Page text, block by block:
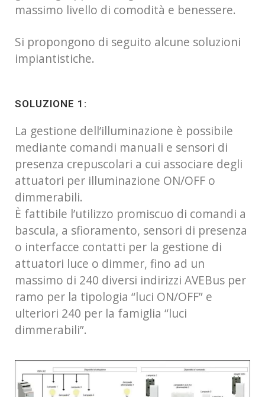
massimo livello di comodità e benessere.
Si propongono di seguito alcune soluzioni
impiantistiche.
SOLUZIONE 1:
La gestione dell’illuminazione è possibile
mediante comandi manuali e sensori di
presenza crepuscolari a cui associare degli
attuatori per illuminazione ON/OFF o
dimmerabili.
È fattibile l’utilizzo promiscuo di comandi a
bascula, a sfioramento, sensori di presenza
o interfacce contatti per la gestione di
attuatori luce o dimmer, fino ad un
massimo di 240 diversi indirizzi AVEBus per
ramo per la tipologia “luci ON/OFF” e
ulteriori 240 per la famiglia “luci
dimmerabili”.